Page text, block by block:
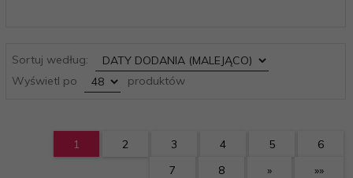
Sortuj według:
sort
Wyświetl po
pop produktów
1 2 3 4 5
6
7
8 » »»